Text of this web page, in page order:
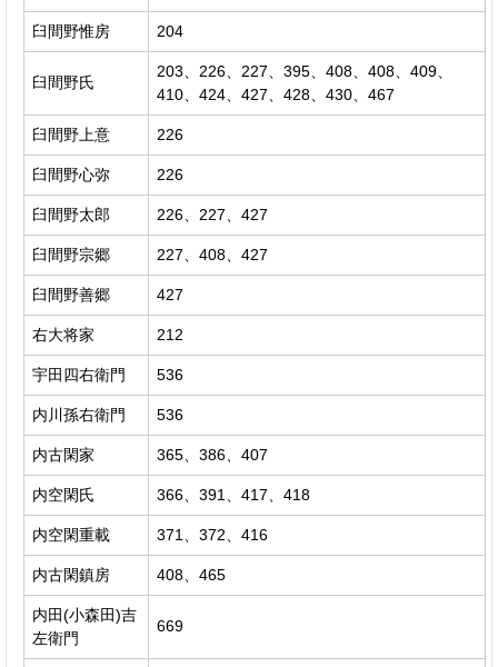
臼間野惟房 204
臼間野氏
203、226、227、395、408、408、409、
410、424、427、428、430、467
臼間野上意 226
臼間野心弥 226
臼間野太郎 226、227、427
臼間野宗郷 227、408、427
臼間野善郷 427
右大将家 212
宇田四右衛門 536
内川孫右衛門 536
内古閑家 365、386、407
内空閑氏 366、391、417、418
内空閑重載 371、372、416
内古閑鎮房 408、465
内田(小森田)吉
左衛門
669